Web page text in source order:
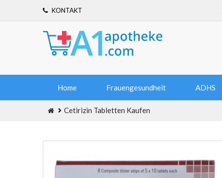
KONTAKT
Home Frauengesundheit ADHS
Cetirizin Tabletten Kaufen